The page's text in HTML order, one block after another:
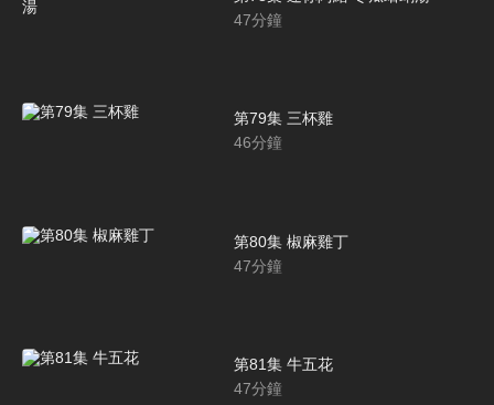
47分鐘
第79集 三杯雞
46分鐘
第80集 椒麻雞丁
47分鐘
第81集 牛五花
47分鐘